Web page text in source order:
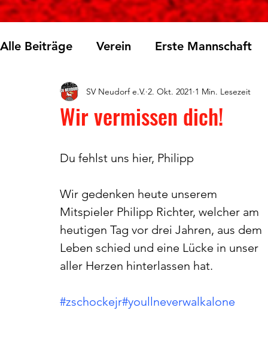
Alle Beiträge Verein Erste Mannschaft
Skilanglauf Fichtelberglauf
Wir vermissen dich!
SV Neudorf e.V. 2. Okt. 2021 1 Min. Lesezeit
Du fehlst uns hier, Philipp
Wir gedenken heute unserem
Mitspieler Philipp Richter, welcher am
heutigen Tag vor drei Jahren, aus dem
Leben schied und eine Lücke in unser
aller Herzen hinterlassen hat.
#zschockejr#youllneverwalkalone